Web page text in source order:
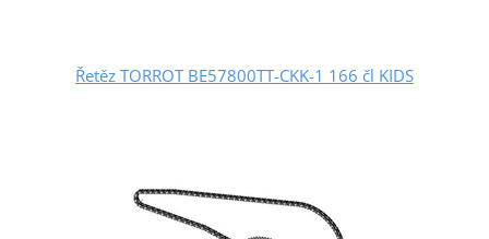
Řetěz TORROT BE57800TT-CKK-1 166 čl KIDS